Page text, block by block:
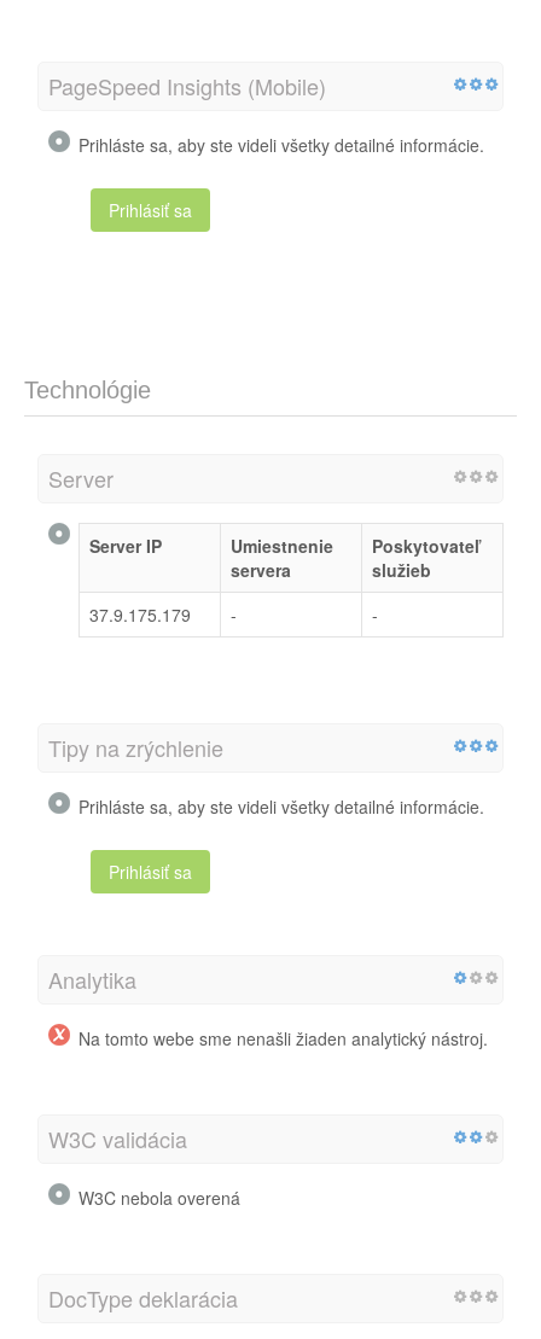
PageSpeed Insights (Mobile)
Prihláste sa, aby ste videli všetky detailné informácie.
Prihlásiť sa
Technológie
Server
Server IP
Umiestnenie
servera
Poskytovateľ
služieb
37.9.175.179
- -
Tipy na zrýchlenie
Prihláste sa, aby ste videli všetky detailné informácie.
Prihlásiť sa
Analytika
Na tomto webe sme nenašli žiaden analytický nástroj.
W3C validácia
W3C nebola overená
DocType deklarácia